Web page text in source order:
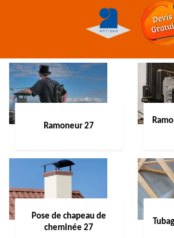
Ramoneur 27
Pose de chapeau de
cheminée 27